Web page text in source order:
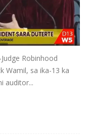
Robinhood
Wamil, sa ika-13 ka
auditor...